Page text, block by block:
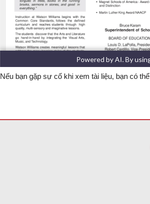
Nếu bạn gặp sự cố khi xem tài liệu, bạn có thể